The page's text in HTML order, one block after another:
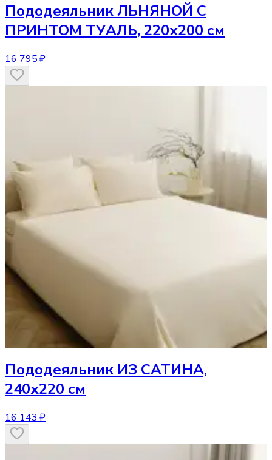
ПододеяльникЛЬНЯНОЙ С
ПРИНТОМ ТУАЛЬ, 220х200 см
16 795 ₽
Пододеяльник ИЗ САТИНА,
240х220 см
16 143 ₽